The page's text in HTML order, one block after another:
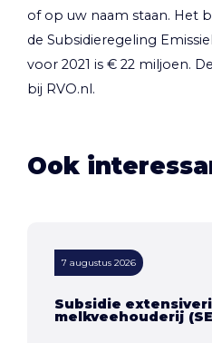
of op uw naam staan. Het
de Subsidieregeling
voor 2021 is € 22 miljoen.
bij RVO.nl.
Ook
7 augustus 2026
Subsidie
melkveehouderij